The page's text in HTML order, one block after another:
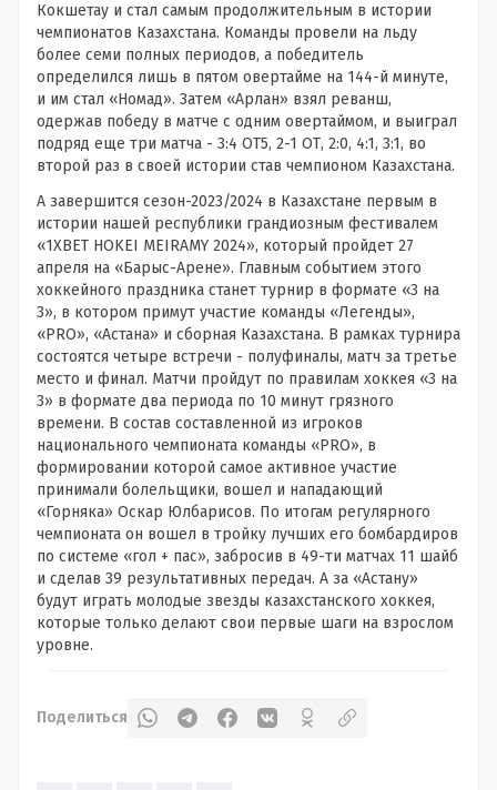
Кокшетау и стал самым продолжительным в истории
чемпионатов Казахстана. Команды провели на льду
более семи полных периодов, а победитель
определился лишь в пятом овертайме на 144-й минуте,
и им стал «Номад». Затем «Арлан» взял реванш,
одержав победу в матче с одним овертаймом, и выиграл
подряд еще три матча - 3:4 ОТ5, 2-1 ОТ, 2:0, 4:1, 3:1, во
второй раз в своей истории став чемпионом Казахстана.
А завершится сезон-2023/2024 в Казахстане первым в
истории нашей республики грандиозным фестивалем
«1XBET HOKEI MEIRAMY 2024», который пройдет 27
апреля на «Барыс-Арене». Главным событием этого
хоккейного праздника станет турнир в формате «3 на
3», в котором примут участие команды «Легенды»,
«PRO», «Астана» и сборная Казахстана. В рамках турнира
состоятся четыре встречи - полуфиналы, матч за третье
место и финал. Матчи пройдут по правилам хоккея «3 на
3» в формате два периода по 10 минут грязного
времени. В состав составленной из игроков
национального чемпионата команды «PRO», в
формировании которой самое активное участие
принимали болельщики, вошел и нападающий
«Горняка» Оскар Юлбарисов. По итогам регулярного
чемпионата он вошел в тройку лучших его бомбардиров
по системе «гол + пас», забросив в 49-ти матчах 11 шайб
и сделав 39 результативных передач. А за «Астану»
будут играть молодые звезды казахстанского хоккея,
которые только делают свои первые шаги на взрослом
уровне.
Поделиться